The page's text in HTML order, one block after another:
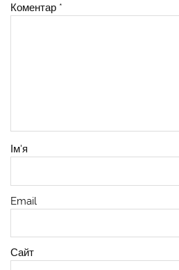
Коментар *
Ім'я
Email
Сайт